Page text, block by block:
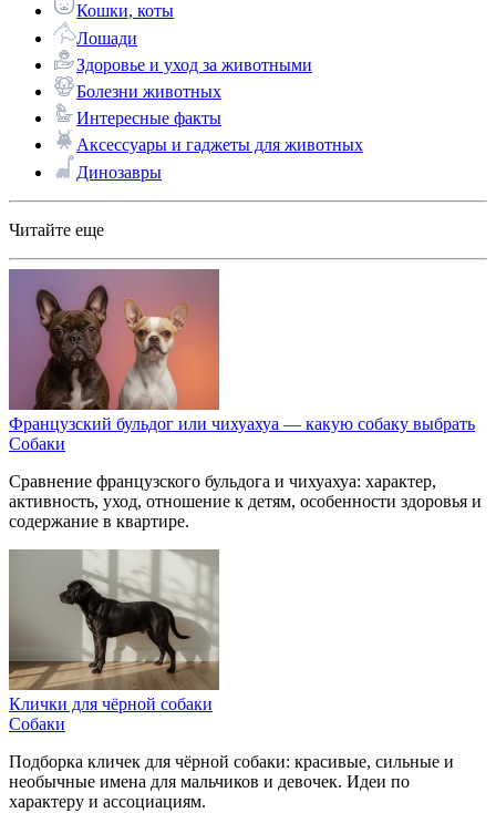
Кошки, коты
Лошади
Здоровье и уход за животными
Болезни животных
Интересные факты
Аксессуары и гаджеты для животных
Динозавры
Читайте еще
Французский бульдог или чихуахуа — какую собаку выбрать
Собаки
Сравнение французского бульдога и чихуахуа: характер,
активность, уход, отношение к детям, особенности здоровья и
содержание в квартире.
Клички для чёрной собаки
Собаки
Подборка кличек для чёрной собаки: красивые, сильные и
необычные имена для мальчиков и девочек. Идеи по
характеру и ассоциациям.